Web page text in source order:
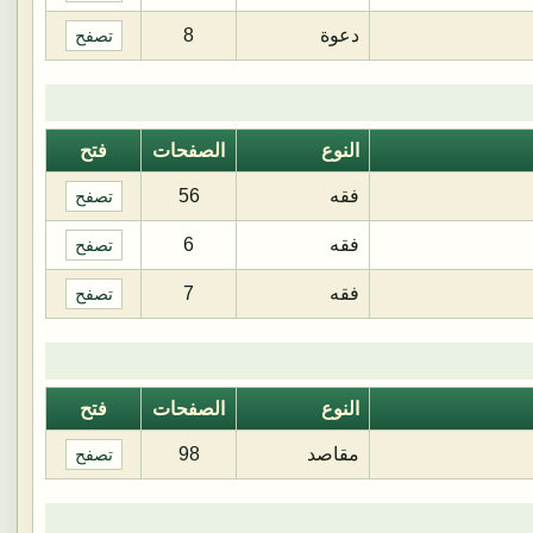
دعوة 8 تصفح
النوع الصفحات فتح
فقه 56 تصفح
فقه 6 تصفح
فقه 7 تصفح
النوع الصفحات فتح
مقاصد 98 تصفح